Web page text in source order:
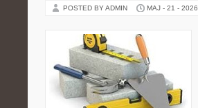
POSTED BY ADMIN MAJ - 21 - 2026